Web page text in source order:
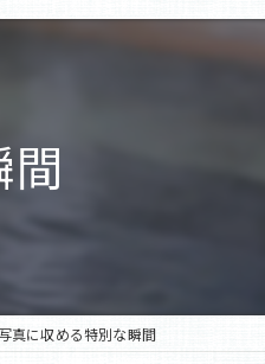
真に収める特別な瞬間